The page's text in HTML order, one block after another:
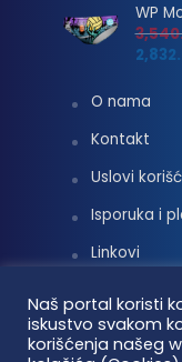
WP
O nama
Kontakt
Uslovi
Isporuka i
Linkovi
Naš portal koristi
iskustvo svakom
korišćenja našeg